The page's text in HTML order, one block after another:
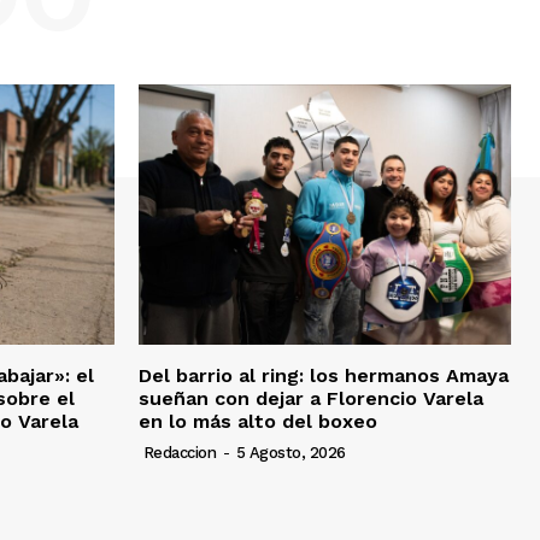
el
el
Varela
Del barrio al ring: los hermanos Amaya
sueñan con dejar a Florencio Varela
en lo más alto del boxeo
Redaccion - 5 Agosto, 2026